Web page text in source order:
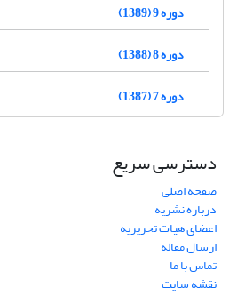
دوره 9 (1389)
دوره 8 (1388)
دوره 7 (1387)
دسترسی سریع
صفحه اصلی
درباره نشریه
اعضای هیات تحریریه
ارسال مقاله
تماس با ما
نقشه سایت